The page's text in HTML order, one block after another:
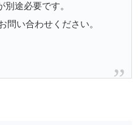
途必要です。
い合わせください。